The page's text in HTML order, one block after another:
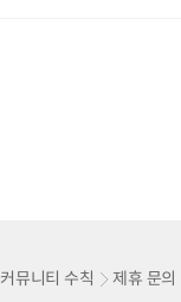
커뮤니티 수칙 제휴 문의